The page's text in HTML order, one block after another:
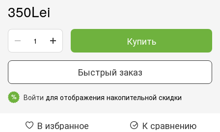
350Lei
Купить
Быстрый заказ
% Войти для отображения накопительной скидки
В избранное К сравнению